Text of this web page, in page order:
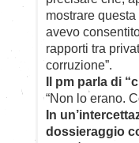
mostrare
avevo
rapporti tra
corruzione”.
Il pm parla di
“Non lo erano.
In
dossieraggio